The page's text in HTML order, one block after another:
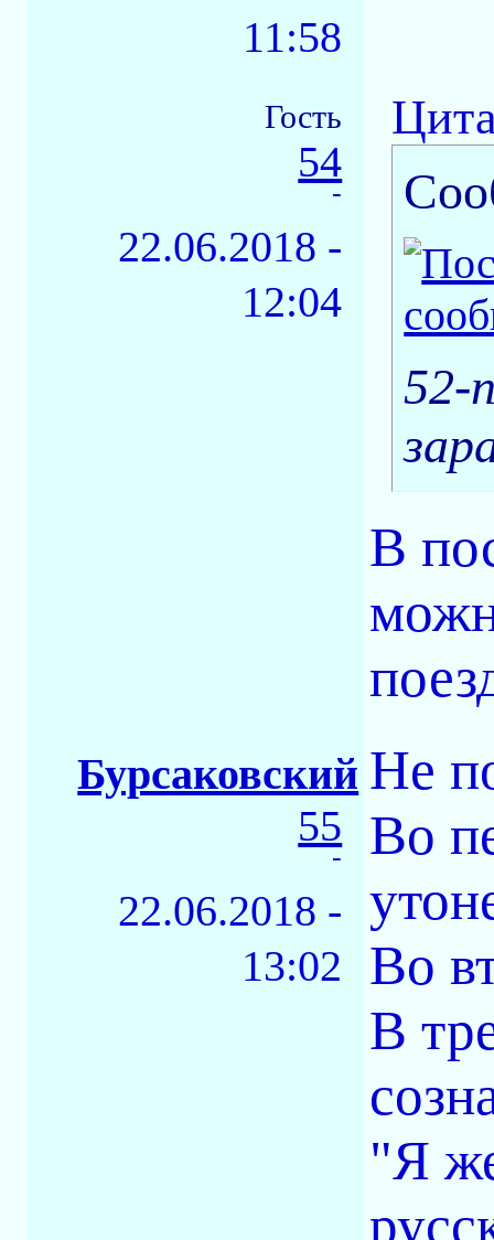
11:58
Гость
54
-
22.06.2018 -
12:04
52-
В
Бурсаковский
55
-
22.06.2018 -
13:02
Не
Во
Во
В
"Я